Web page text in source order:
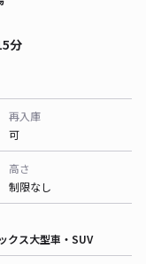
分
再入庫
可
高さ
制限なし
クス大型車・SUV